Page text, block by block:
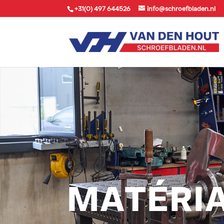
+31(0) 497 644526 info@schroefbladen.nl